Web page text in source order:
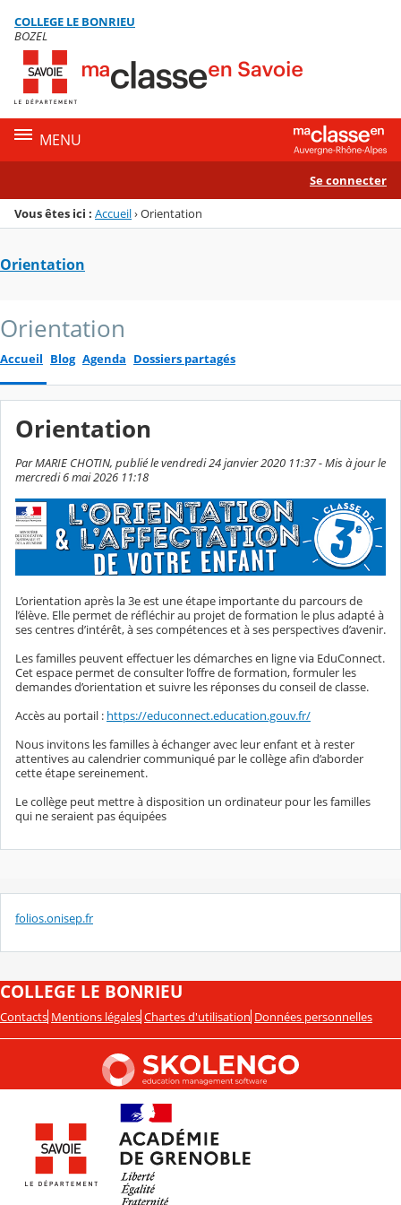
Menu de la rubrique
Contenu
COLLEGE LE BONRIEU
BOZEL
MENU
Se connecter
Vous êtes ici : Accueil›Orientation
Orientation
Orientation
Accueil Blog Agenda Dossiers partagés
Orientation
Par MARIE CHOTIN, publié le vendredi 24 janvier 2020 11:37 - Mis à jour le
mercredi 6 mai 2026 11:18
L’orientation après la 3e est une étape importante du parcours de
l’élève. Elle permet de réfléchir au projet de formation le plus adapté à
ses centres d’intérêt, à ses compétences et à ses perspectives d’avenir.
Les familles peuvent effectuer les démarches en ligne via EduConnect.
Cet espace permet de consulter l’offre de formation, formuler les
demandes d’orientation et suivre les réponses du conseil de classe.
Accès au portail : https://educonnect.education.gouv.fr/
Nous invitons les familles à échanger avec leur enfant et à rester
attentives au calendrier communiqué par le collège afin d’aborder
cette étape sereinement.
Le collège peut mettre à disposition un ordinateur pour les familles
qui ne seraient pas équipées
folios.onisep.fr
COLLEGE LE BONRIEU
Contacts Mentions légales Chartes d'utilisation Données personnelles